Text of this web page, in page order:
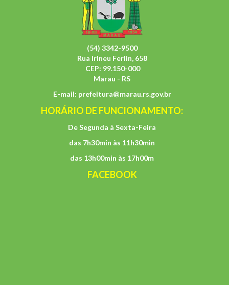
(54) 3342-9500
Rua Irineu Ferlin, 658
CEP: 99.150-000
Marau - RS
E-mail: prefeitura@marau.rs.gov.br
HORÁRIO DE FUNCIONAMENTO:
De Segunda à Sexta-Feira
das 7h30min às 11h30min
das 13h00min às 17h00m
FACEBOOK